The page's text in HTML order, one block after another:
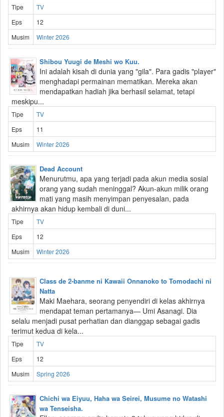
Tipe
TV
Eps
12
Musim
Winter 2026
Shibou Yuugi de Meshi wo Kuu.
Ini adalah kisah di dunia yang "gila". Para gadis "player"
menghadapi permainan mematikan. Mereka akan
mendapatkan hadiah jika berhasil selamat, tetapi
meskipu...
Tipe
TV
Eps
11
Musim
Winter 2026
Dead Account
Menurutmu, apa yang terjadi pada akun media sosial
orang yang sudah meninggal? Akun-akun milik orang
mati yang masih menyimpan penyesalan, pada
akhirnya akan hidup kembali di duni...
Tipe
TV
Eps
12
Musim
Winter 2026
Class de 2-banme ni Kawaii Onnanoko to Tomodachi ni
Natta
Maki Maehara, seorang penyendiri di kelas akhirnya
mendapat teman pertamanya— Umi Asanagi. Dia
selalu menjadi pusat perhatian dan dianggap sebagai gadis
terimut kedua di kela...
Tipe
TV
Eps
12
Musim
Spring 2026
Chichi wa Eiyuu, Haha wa Seirei, Musume no Watashi
wa Tenseisha.